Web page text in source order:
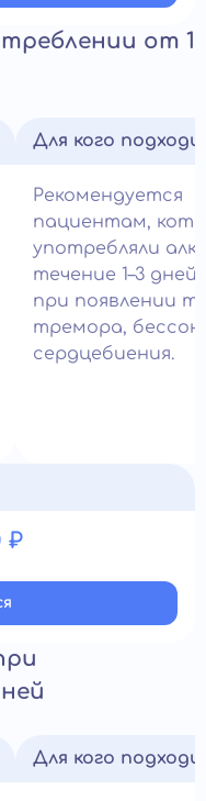
от 1
Для кого
Рекомендуется
пациентам,
употребляли
течение 1–3
при появлении
тремора,
сердцебиения.
₽
Для кого